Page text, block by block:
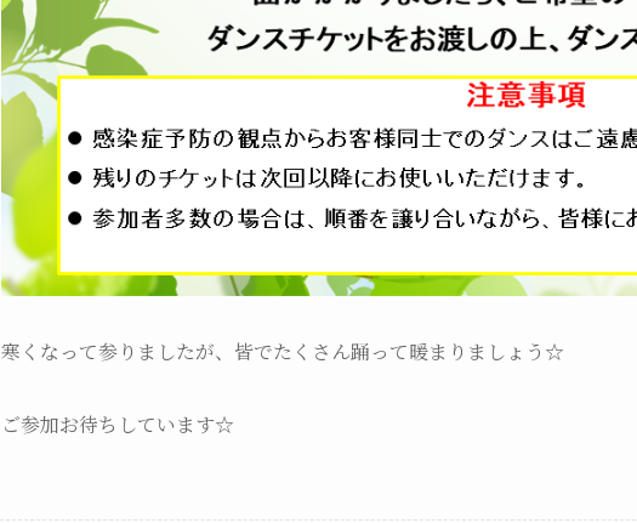
寒くなって参りましたが、皆でたくさん踊って暖まりましょう☆
ご参加お待ちしています☆